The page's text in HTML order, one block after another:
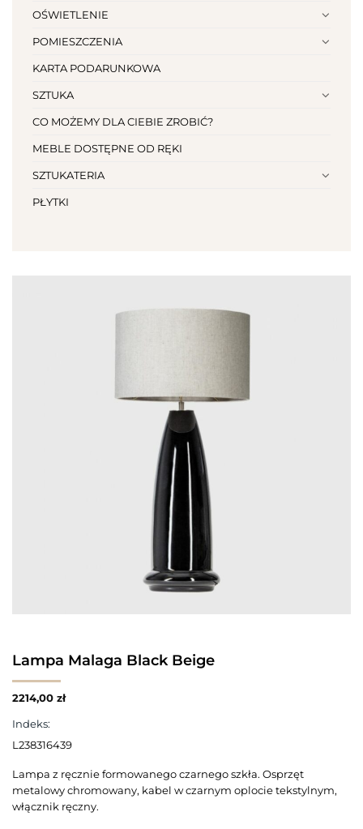
OŚWIETLENIE
POMIESZCZENIA
KARTA PODARUNKOWA
SZTUKA
CO MOŻEMY DLA CIEBIE ZROBIĆ?
MEBLE DOSTĘPNE OD RĘKI
SZTUKATERIA
PŁYTKI
Lampa Malaga Black Beige
2214,00 zł
Indeks:
L238316439
Lampa z ręcznie formowanego czarnego szkła. Osprzęt
metalowy chromowany, kabel w czarnym oplocie tekstylnym,
włącznik ręczny.